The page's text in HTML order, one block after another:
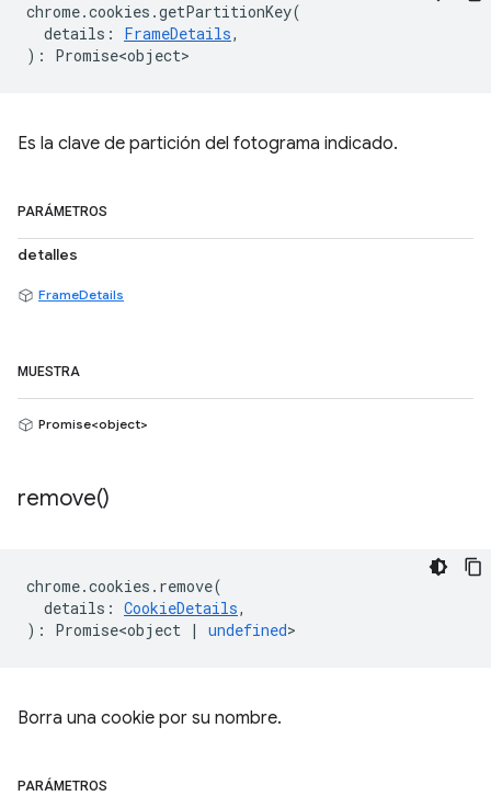
chrome.cookies .getPartitionKey(
details : FrameDetails,
) : Promise<object>
Es la clave de partición del fotograma indicado.
PARÁMETROS
detalles
FrameDetails
MUESTRA
Promise<object>
remove()
chrome.cookies . remove(
details : CookieDetails,
) : Promise<object | undefined>
Borra una cookie por su nombre.
PARÁMETROS